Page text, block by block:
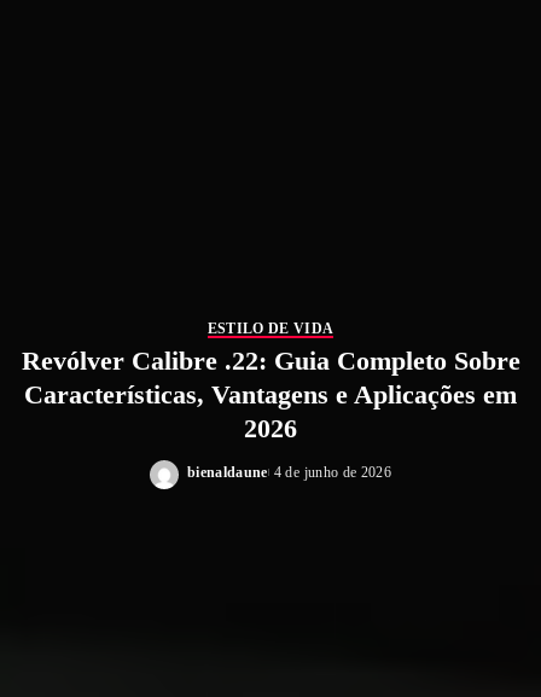
ESTILO DE VIDA
Revólver Calibre .22: Guia Completo Sobre
Características, Vantagens e Aplicações em
2026
Posted
bienaldaune 4 de junho de 2026